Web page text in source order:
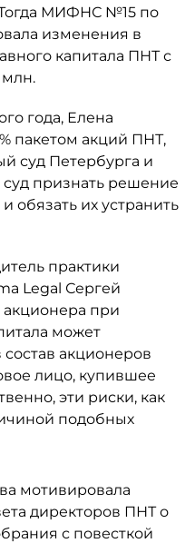
Тогда МИФНС №15 по
изменения в
капитала ПНТ с
млн.
года, Елена
пакетом акций ПНТ,
суд Петербурга и
признать решение
обязать их устранить
практики
Legal Сергей
при
может
акционеров
лицо, купившее
эти риски, как
подобных
мотивировала
директоров ПНТ о
с повесткой